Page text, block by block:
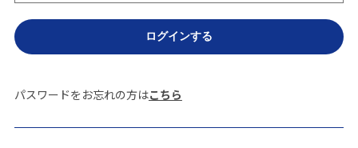
パスワードをお忘れの方はこちら